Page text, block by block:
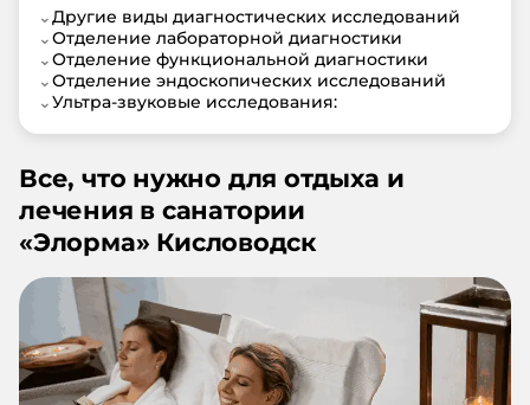
⌄Другие виды диагностических исследований
⌄Отделение лабораторной диагностики
⌄Отделение функциональной диагностики
⌄Отделение эндоскопических исследований
⌄Ультра-звуковые исследования:
Все, что нужно для отдыха и
лечения в санатории
«Элорма» Кисловодск